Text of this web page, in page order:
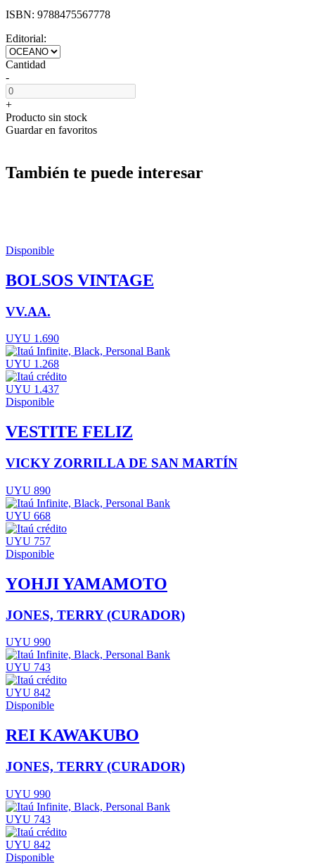
ISBN: 9788475567778
Editorial:
Cantidad
-
+
Producto sin stock
Guardar en favoritos
También te puede interesar
Disponible
BOLSOS VINTAGE
VV.AA.
UYU 1.690
UYU 1.268
UYU 1.437
Disponible
VESTITE FELIZ
VICKY ZORRILLA DE SAN MARTÍN
UYU 890
UYU 668
UYU 757
Disponible
YOHJI YAMAMOTO
JONES, TERRY (CURADOR)
UYU 990
UYU 743
UYU 842
Disponible
REI KAWAKUBO
JONES, TERRY (CURADOR)
UYU 990
UYU 743
UYU 842
Disponible